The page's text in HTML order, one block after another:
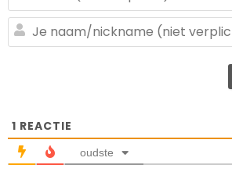
1 REACTIE
oudste